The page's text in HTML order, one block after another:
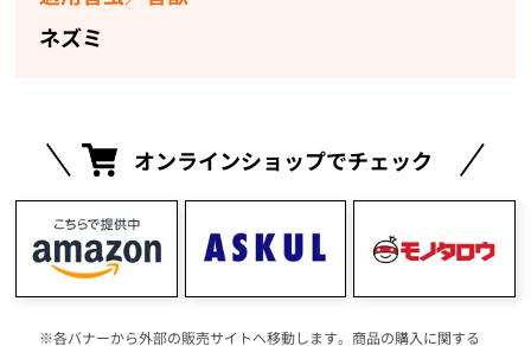
ネズミ
オンラインショップでチェック
各バナーから外部の販売サイトへ移動します。商品の購入に関する